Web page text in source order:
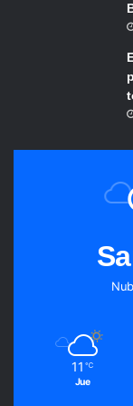
11 ℃
Jue